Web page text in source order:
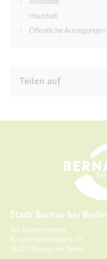
Haushalt
Öffentliche Auslegungen
Teilen auf
Stadt Bernau bei Berlin
Der Bürgermeister
Bürgermeisterstraße 25
16321 Bernau bei Berlin